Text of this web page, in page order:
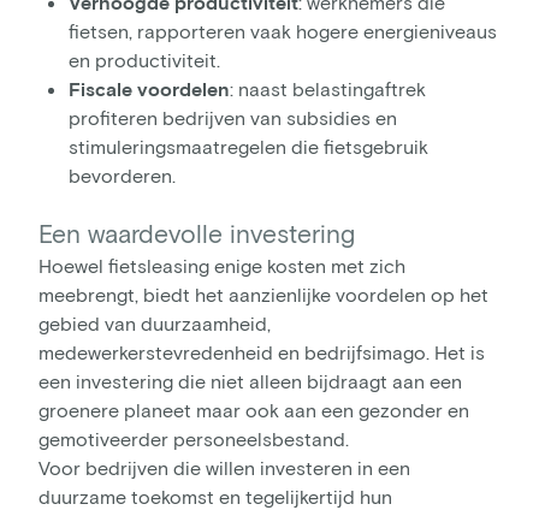
fietsen, rapporteren vaak hogere energieniveaus
en productiviteit.
Fiscale voordelen: naast belastingaftrek
profiteren bedrijven van subsidies en
stimuleringsmaatregelen die fietsgebruik
bevorderen.
Een waardevolle investering
Hoewel fietsleasing enige kosten met zich
meebrengt, biedt het aanzienlijke voordelen op het
gebied van duurzaamheid,
medewerkerstevredenheid en bedrijfsimago. Het is
een investering die niet alleen bijdraagt aan een
groenere planeet maar ook aan een gezonder en
gemotiveerder personeelsbestand.
Voor bedrijven die willen investeren in een
duurzame toekomst en tegelijkertijd hun